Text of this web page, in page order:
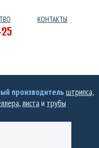
КОНТАКТЫ
производительштрипса,
,листаи трубы